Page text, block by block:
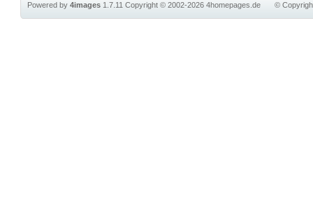
©
Powered by4images 1.7.11Copyright © 2002-20264homepages.de